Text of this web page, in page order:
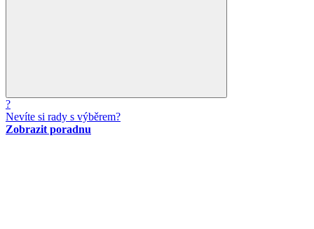
?
Nevíte si rady s výběrem?
Zobrazit poradnu